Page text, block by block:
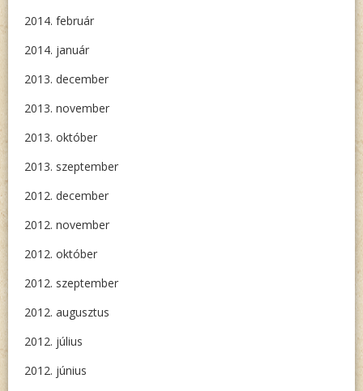
2014. február
2014. január
2013. december
2013. november
2013. október
2013. szeptember
2012. december
2012. november
2012. október
2012. szeptember
2012. augusztus
2012. július
2012. június